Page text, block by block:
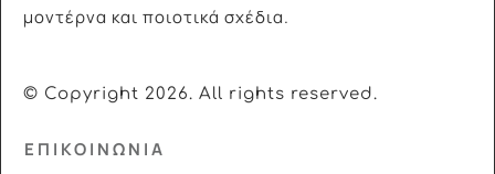
μοντέρνα και ποιοτικά σχέδια.
© Copyright 2026. All rights reserved.
ΕΠΙΚΟΙΝΩΝΙΑ